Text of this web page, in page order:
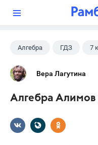
Алгебра ГДЗ 7
Вера Лагутина
Алгебра Алимов